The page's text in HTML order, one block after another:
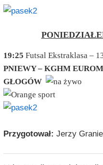
19:25 Futsal Ekstraklasa –
PNIEWY – KGHM
GŁOGÓW
Przygotował: Jerzy